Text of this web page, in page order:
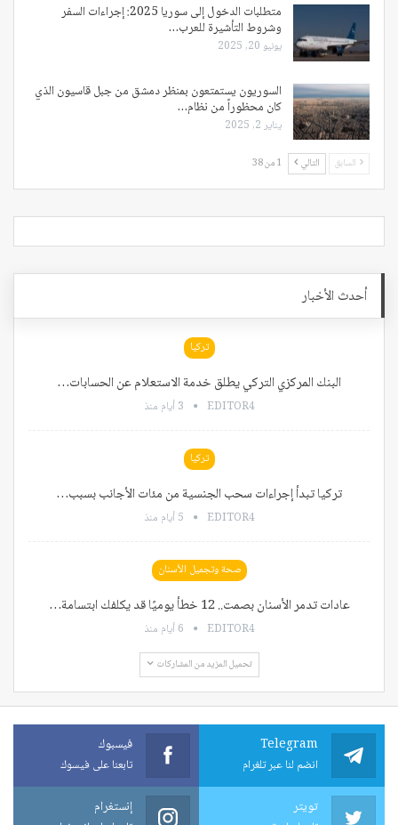
متطلبات الدخول إلى سوريا 2025: إجراءات السفر
وشروط التأشيرة للعرب…
يونيو 20, 2025
السوريون يستمتعون بمنظر دمشق من جبل قاسيون الذي
كان محظوراً من نظام…
يناير 2, 2025
السابق التالي 1 من 38
أحدث الأخبار
تركيا
البنك المركزي التركي يطلق خدمة الاستعلام عن الحسابات…
EDITOR4 3 أيام منذ
تركيا
تركيا تبدأ إجراءات سحب الجنسية من مئات الأجانب بسبب…
EDITOR4 5 أيام منذ
صحة وتجميل الأسنان
عادات تدمر الأسنان بصمت.. 12 خطأ يوميًا قد يكلفك ابتسامة…
EDITOR4 6 أيام منذ
تحميل المزيد من المشاركات
Telegram
انضم لنا عبر تلغرام
فيسبوك
تابعنا على فيسوك
تويتر إنستغرام